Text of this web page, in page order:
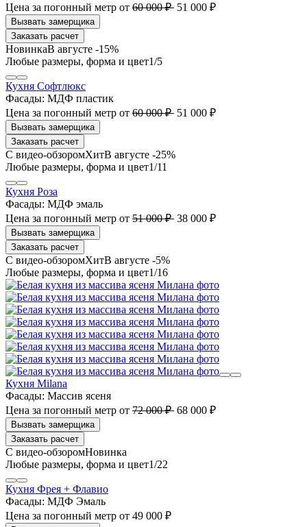
Цена за погонный метр от 60 000 ₽ 51 000 ₽
Заказать расчет
В августе -15%
1/5
Кухня Софтлюкс
Фасады: МДФ пластик
Цена за погонный метр от 60 000 ₽ 51 000 ₽
Заказать расчет
В августе -25%
1/11
Кухня Роза
Фасады: МДФ эмаль
Цена за погонный метр от 51 000 ₽ 38 000 ₽
Заказать расчет
В августе -5%
1/16
Кухня Milana
Фасады: Массив ясеня
Цена за погонный метр от 72 000 ₽ 68 000 ₽
Заказать расчет
1/22
Кухня Фрея + Флавио
Фасады: МДФ Эмаль
Цена за погонный метр от 49 000 ₽